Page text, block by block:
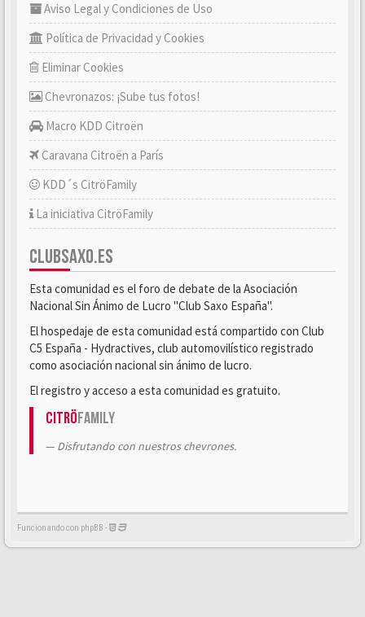
Aviso Legal y Condiciones de Uso
Política de Privacidad y Cookies
Eliminar Cookies
Chevronazos: ¡Sube tus fotos!
Macro KDD Citroën
Caravana Citroën a París
KDD´s CitröFamily
La iniciativa CitröFamily
CLUBSAXO.ES
Esta comunidad es el foro de debate de la Asociación
Nacional Sin Ánimo de Lucro "Club Saxo España".
El hospedaje de esta comunidad está compartido con Club
C5 España - Hydractives, club automovilístico registrado
como asociación nacional sin ánimo de lucro.
El registro y acceso a esta comunidad es gratuito.
CitröFamily
Disfrutando con nuestros chevrones.
Funcionando con phpBB -